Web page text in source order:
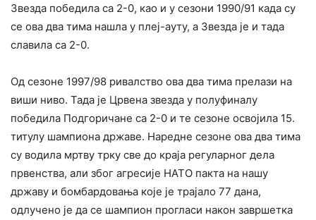
Звезда победила са 2-0, као и у сезони 1990/91 када су
се ова два тима нашла у плеј-ауту, а Звезда је и тада
славила са 2-0.
Од сезоне 1997/98 ривалство ова два тима прелази на
виши ниво. Тада је Црвена звезда у полуфиналу
победила Подгоричане са 2-0 и те сезоне освојила 15.
титулу шампиона државе. Наредне сезоне ова два тима
су водила мртву трку све до краја регуларног дела
првенства, али због агресије НАТО пакта на нашу
државу и бомбардовања које је трајало 77 дана,
одлучено је да се шампион прогласи након завршетка